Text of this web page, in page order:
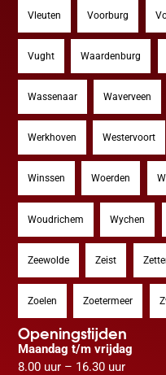
Vleuten Voorburg
Vught Waardenburg
Wassenaar Waverveen
Werkhoven Westervoort
Winssen Woerden
Woudrichem Wychen
Zeewolde Zeist
Zoelen Zoetermeer
Openingstijden
Maandag t/m vrijdag
8.00 uur – 16.30 uur